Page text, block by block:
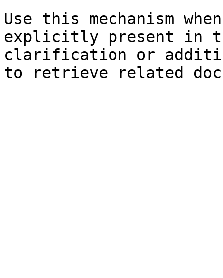
Use this mechanism
explicitly present in
clarification or